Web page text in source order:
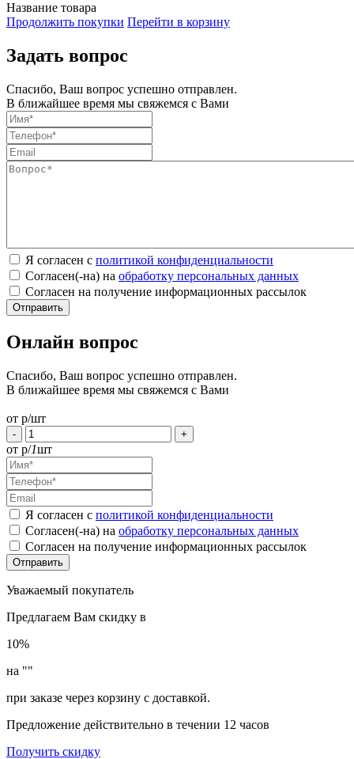
Название товара
Продолжить покупки Перейти в корзину
Задать вопрос
Спасибо, Ваш вопрос успешно отправлен.
В ближайшее время мы свяжемся с Вами
Я согласен с политикой конфиденциальности
Согласен(-на) на обработку персональных данных
Согласен на получение информационных рассылок
Онлайн вопрос
Спасибо, Ваш вопрос успешно отправлен.
В ближайшее время мы свяжемся с Вами
от р/шт
- +
от р/1шт
Я согласен с политикой конфиденциальности
Согласен(-на) на обработку персональных данных
Согласен на получение информационных рассылок
Уважаемый покупатель
Предлагаем Вам скидку в
10%
на ""
при заказе через корзину с доставкой.
Предложение действительно в течении 12 часов
Получить скидку